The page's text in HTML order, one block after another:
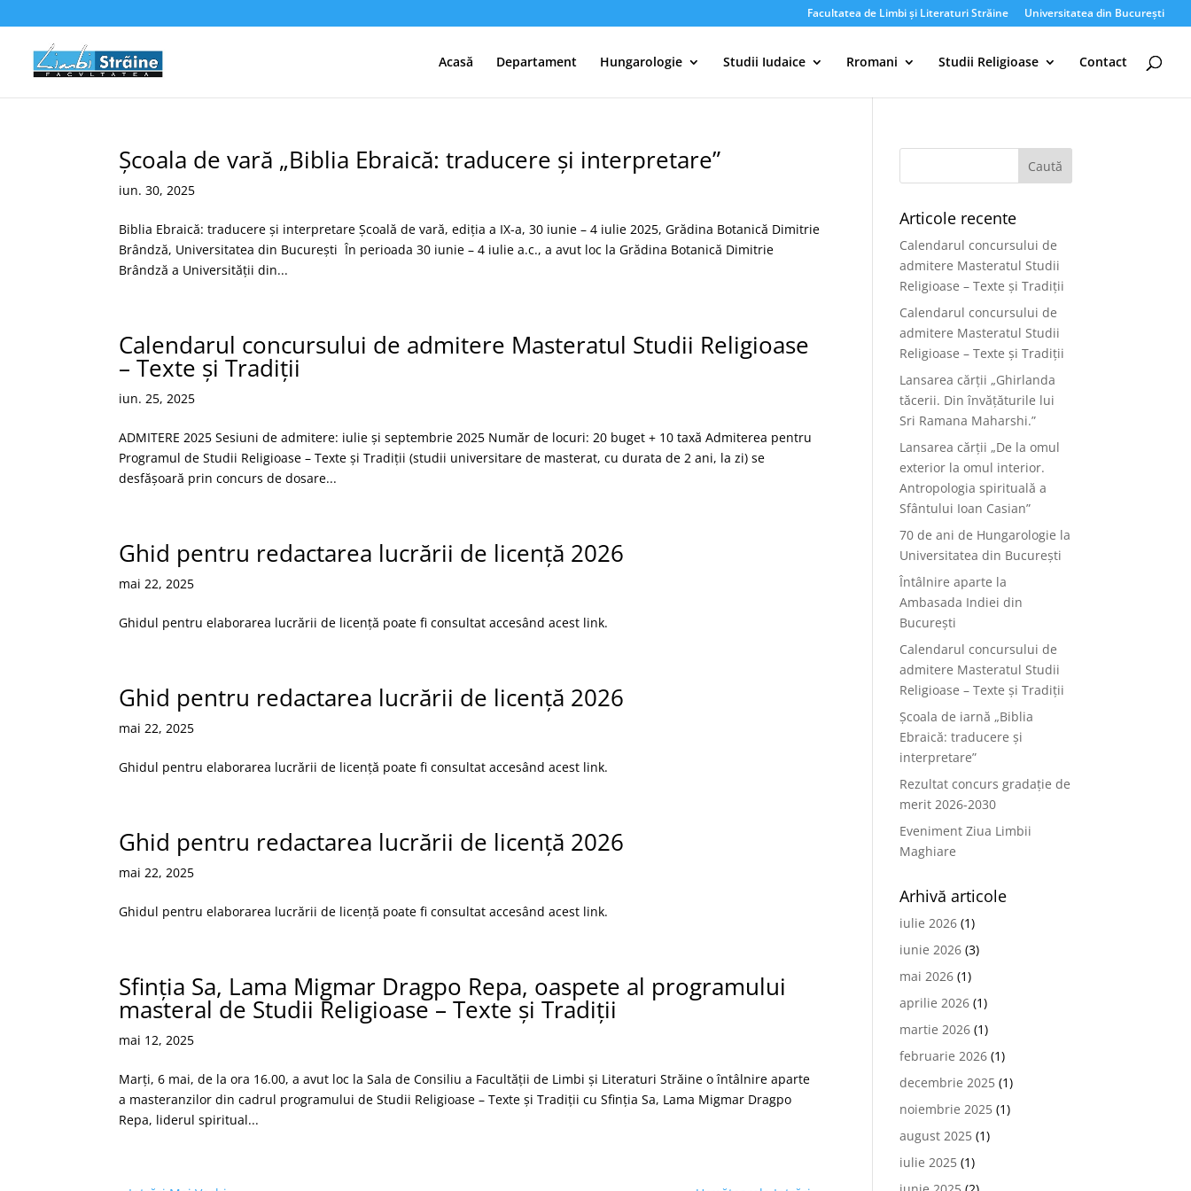
Facultatea de Limbi și Literaturi Străine Universitatea din București
Acasă Departament Hungarologie Studii Iudaice Rromani Studii Religioase Contact
Școala de vară „Biblia Ebraică: traducere și interpretare”
iun. 30, 2025
Biblia Ebraică: traducere și interpretare Școală de vară, ediția a IX-a, 30 iunie – 4 iulie 2025, Grădina Botanică Dimitrie
Brândză, Universitatea din București În perioada 30 iunie – 4 iulie a.c., a avut loc la Grădina Botanică Dimitrie
Brândză a Universității din...
Calendarul concursului de admitere Masteratul Studii Religioase
– Texte și Tradiții
iun. 25, 2025
ADMITERE 2025 Sesiuni de admitere: iulie și septembrie 2025 Număr de locuri: 20 buget + 10 taxă Admiterea pentru
Programul de Studii Religioase – Texte și Tradiții (studii universitare de masterat, cu durata de 2 ani, la zi) se
desfășoară prin concurs de dosare...
Ghid pentru redactarea lucrării de licență 2026
mai 22, 2025
Ghidul pentru elaborarea lucrării de licență poate fi consultat accesând acest link.
Ghid pentru redactarea lucrării de licență 2026
mai 22, 2025
Ghidul pentru elaborarea lucrării de licență poate fi consultat accesând acest link.
Ghid pentru redactarea lucrării de licență 2026
mai 22, 2025
Ghidul pentru elaborarea lucrării de licență poate fi consultat accesând acest link.
Sfinția Sa, Lama Migmar Dragpo Repa, oaspete al programului
masteral de Studii Religioase – Texte și Tradiții
mai 12, 2025
Marți, 6 mai, de la ora 16.00, a avut loc la Sala de Consiliu a Facultății de Limbi și Literaturi Străine o întâlnire aparte
a masteranzilor din cadrul programului de Studii Religioase – Texte și Tradiții cu Sfinția Sa, Lama Migmar Dragpo
Repa, liderul spiritual...
Articole recente
Calendarul concursului de
admitere Masteratul Studii
Religioase – Texte și Tradiții
Calendarul concursului de
admitere Masteratul Studii
Religioase – Texte și Tradiții
Lansarea cărții „Ghirlanda
tăcerii. Din învățăturile lui
Sri Ramana Maharshi.”
Lansarea cărții „De la omul
exterior la omul interior.
Antropologia spirituală a
Sfântului Ioan Casian”
70 de ani de Hungarologie la
Universitatea din București
Întâlnire aparte la
Ambasada Indiei din
București
Calendarul concursului de
admitere Masteratul Studii
Religioase – Texte și Tradiții
Școala de iarnă „Biblia
Ebraică: traducere și
interpretare”
Rezultat concurs gradație de
merit 2026-2030
Eveniment Ziua Limbii
Maghiare
Arhivă articole
iulie 2026 (1)
iunie 2026 (3)
mai 2026 (1)
aprilie 2026 (1)
martie 2026 (1)
februarie 2026 (1)
decembrie 2025 (1)
noiembrie 2025 (1)
august 2025 (1)
iulie 2025 (1)